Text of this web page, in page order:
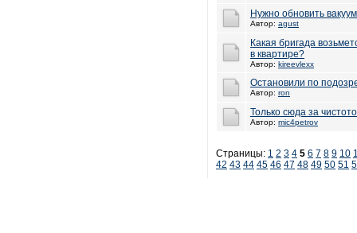
Нужно обновить
Автор: agust
Какая бригада
в квартире?
Автор: kireevlexx
Остановили по
Автор: ron
Только сюда за
Автор: mic4petrov
Страницы: 1 2 3 4 5 6 7 8 9 10
42 43 44 45 46 47 48 49 50 51